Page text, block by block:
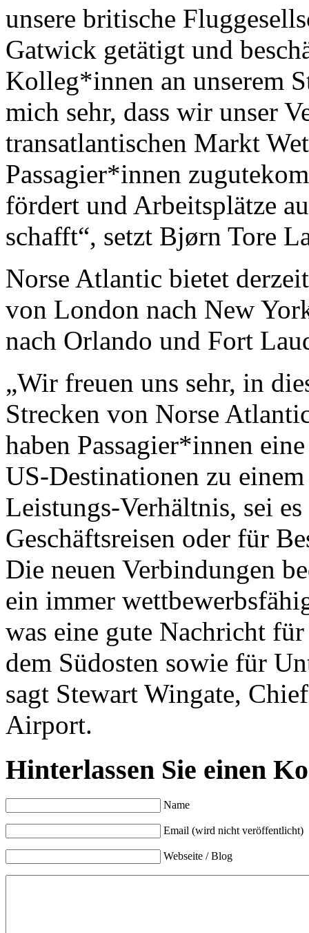
unsere britische
Gatwick getätigt und
Kolleg*innen an unserem
mich sehr, dass wir unser
transatlantischen Markt
Passagier*innen
fördert und Arbeitsplätze
schafft“, setzt Bjørn Tore
Norse Atlantic bietet
von London nach New
nach Orlando und Fort
„Wir freuen uns sehr, in
Strecken von Norse
haben Passagier*innen
US-Destinationen zu
Leistungs-Verhältnis, sei
Geschäftsreisen oder für
Die neuen Verbindungen
ein immer
was eine gute Nachricht
dem Südosten sowie für
sagt Stewart Wingate,
Airport.
Hinterlassen Sie einen
Name
Email (wird nicht veröffentlicht)
Webseite / Blog